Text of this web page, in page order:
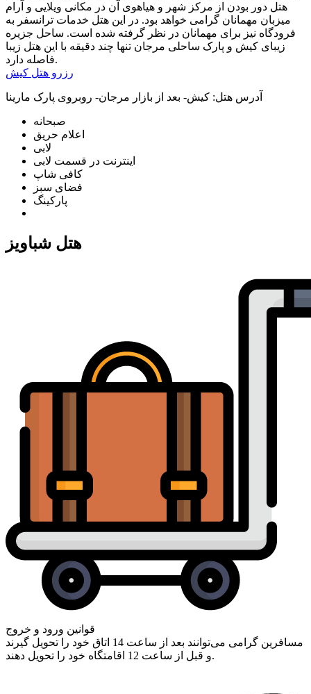
هتل دور بودن از مرکز شهر و هیاهوی آن در مکانی ویلایی و آرام
میزبان مهمانان گرامی خواهد بود. در این هتل خدمات ترانسفر به
فرودگاه نیز برای مهمانان در نظر گرفته شده است. ساحل جزیره
زیبای کیش و پارک ساحلی مرجان تنها چند دقیقه با این هتل زیبا
فاصله دارد.
رزرو هتل کیش
آدرس هتل: کیش- بعد از بازار مرجان- روبروی پارک مارینا
صبحانه
اعلام حریق
لابی
اینترنت در قسمت لابی
کافی شاپ
فضای سبز
پارکینگ
هتل شباویز
قوانین ورود و خروج
مسافرین گرامی ‌می‌توانند بعد از ساعت 14 اتاق خود را تحویل گیرند
و قبل از ساعت 12 اقامتگاه خود را تحویل دهند.